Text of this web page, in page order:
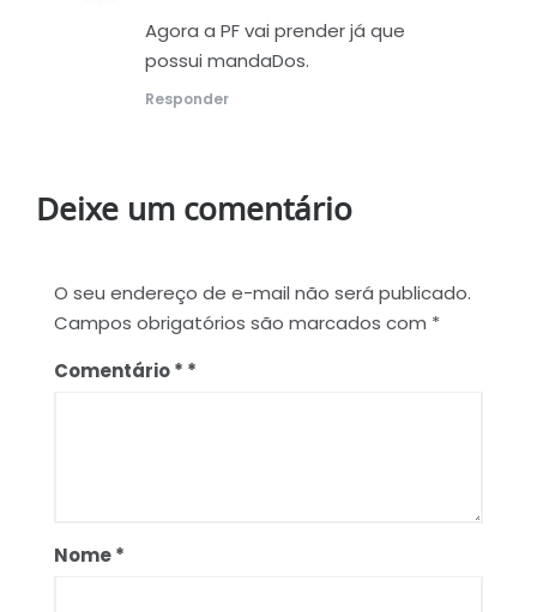
Agora a PF vai prender já que
possui mandaDos.
Responder
Deixe um comentário
O seu endereço de e-mail não será publicado.
Campos obrigatórios são marcados com *
Comentário*
Nome*